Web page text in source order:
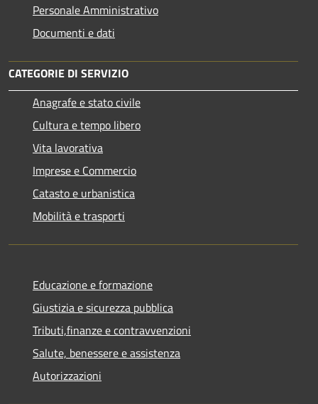
Personale Amministrativo
Documenti e dati
CATEGORIE DI SERVIZIO
Anagrafe e stato civile
Cultura e tempo libero
Vita lavorativa
Imprese e Commercio
Catasto e urbanistica
Mobilità e trasporti
Educazione e formazione
Giustizia e sicurezza pubblica
Tributi,finanze e contravvenzioni
Salute, benessere e assistenza
Autorizzazioni